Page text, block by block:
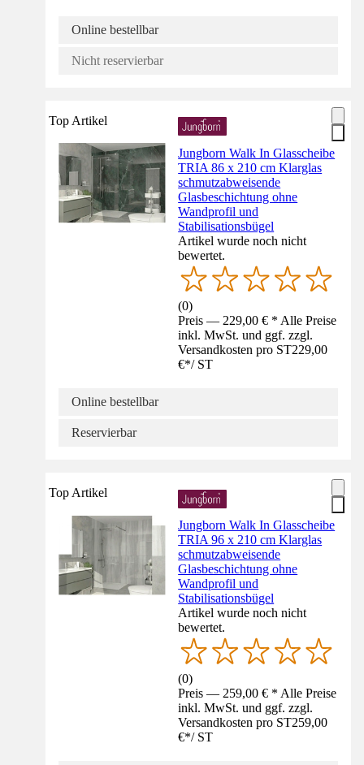
Online bestellbar
Nicht reservierbar
Top Artikel
Jungborn Walk In Glasscheibe
TRIA 86 x 210 cm Klarglas
schmutzabweisende
Glasbeschichtung ohne
Wandprofil und
Stabilisationsbügel
Artikel wurde noch nicht
bewertet.
(0)
Preis — 229,00 € * Alle Preise
inkl. MwSt. und ggf. zzgl.
Versandkosten pro ST229,00
€*/ ST
Online bestellbar
Reservierbar
Top Artikel
Jungborn Walk In Glasscheibe
TRIA 96 x 210 cm Klarglas
schmutzabweisende
Glasbeschichtung ohne
Wandprofil und
Stabilisationsbügel
Artikel wurde noch nicht
bewertet.
(0)
Preis — 259,00 € * Alle Preise
inkl. MwSt. und ggf. zzgl.
Versandkosten pro ST259,00
€*/ ST